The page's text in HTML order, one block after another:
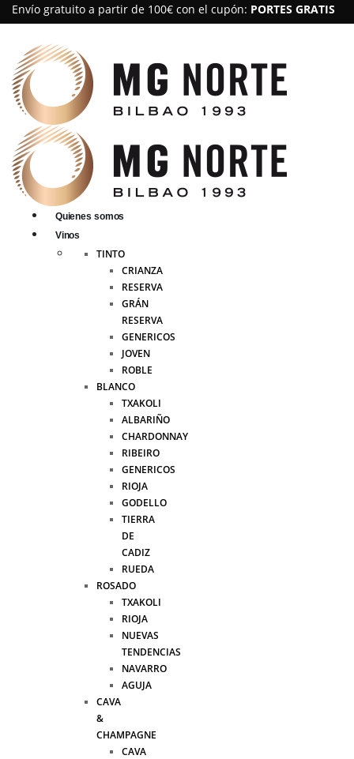
Envío gratuito a partir de 100€ con el cupón: PORTES GRATIS
Quienes somos
Vinos
TINTO
CRIANZA
RESERVA
GRÁN
RESERVA
GENERICOS
JOVEN
ROBLE
BLANCO
TXAKOLI
ALBARIÑO
CHARDONNAY
RIBEIRO
GENERICOS
RIOJA
GODELLO
TIERRA
DE
CADIZ
RUEDA
ROSADO
TXAKOLI
RIOJA
NUEVAS
TENDENCIAS
NAVARRO
AGUJA
CAVA
&
CHAMPAGNE
CAVA